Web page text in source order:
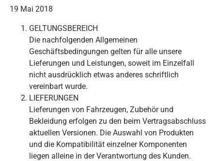
19 Mai 2018
GELTUNGSBEREICH
Die nachfolgenden Allgemeinen
Geschäftsbedingungen gelten für alle unsere
Lieferungen und Leistungen, soweit im Einzelfall
nicht ausdrücklich etwas anderes schriftlich
vereinbart wurde.
LIEFERUNGEN
Lieferungen von Fahrzeugen, Zubehör und
Bekleidung erfolgen zu den beim Vertragsabschluss
aktuellen Versionen. Die Auswahl von Produkten
und die Kompatibilität einzelner Komponenten
liegen alleine in der Verantwortung des Kunden.